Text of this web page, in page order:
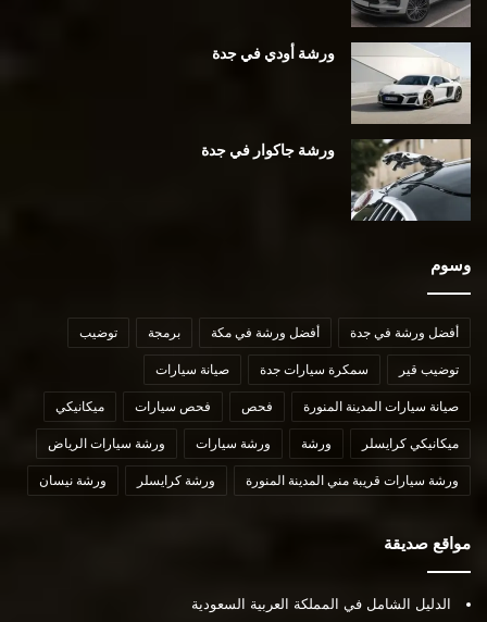
ورشة أودي في جدة
ورشة جاكوار في جدة
وسوم
أفضل ورشة في جدة أفضل ورشة في مكة برمجة توضيب
توضيب قير سمكرة سيارات جدة صيانة سيارات
صيانة سيارات المدينة المنورة فحص فحص سيارات ميكانيكي
ميكانيكي كرايسلر ورشة ورشة سيارات ورشة سيارات الرياض
ورشة سيارات قريبة مني المدينة المنورة ورشة كرايسلر ورشة نيسان
مواقع صديقة
الدليل الشامل في المملكة العربية السعودية